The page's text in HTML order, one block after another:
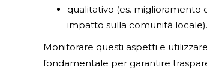
qualitativo (es. miglioramento
impatto sulla comunità locale).
Monitorare questi aspetti e
fondamentale per garantire